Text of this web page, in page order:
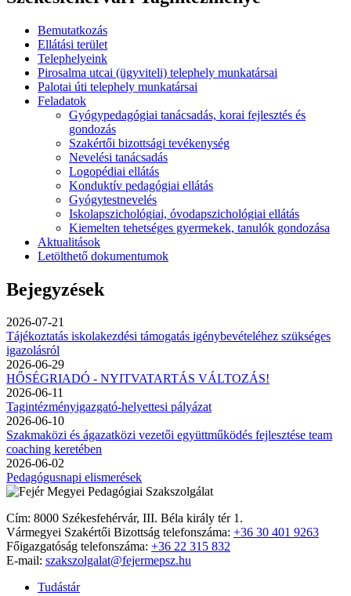
Bemutatkozás
Ellátási terület
Telephelyeink
Pirosalma utcai (ügyviteli) telephely munkatársai
Palotai úti telephely munkatársai
Feladatok
Gyógypedagógiai tanácsadás, korai fejlesztés és
gondozás
Szakértői bizottsági tevékenység
Nevelési tanácsadás
Logopédiai ellátás
Konduktív pedagógiai ellátás
Gyógytestnevelés
Iskolapszichológiai, óvodapszichológiai ellátás
Kiemelten tehetséges gyermekek, tanulók gondozása
Aktualitások
Letölthető dokumentumok
Bejegyzések
2026-07-21
Tájékoztatás iskolakezdési támogatás igénybevételéhez szükséges
igazolásról
2026-06-29
HŐSÉGRIADÓ - NYITVATARTÁS VÁLTOZÁS!
2026-06-11
Tagintézményigazgató-helyettesi pályázat
2026-06-10
Szakmaközi és ágazatközi vezetői együttműködés fejlesztése team
coaching keretében
2026-06-02
Pedagógusnapi elismerések
Cím: 8000 Székesfehérvár, III. Béla király tér 1.
Vármegyei Szakértői Bizottság telefonszáma: +36 30 401 9263
Főigazgatóság telefonszáma: +36 22 315 832
E-mail: szakszolgalat@fejermepsz.hu
Tudástár